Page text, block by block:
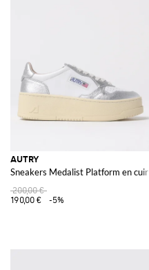
AUTRY
Sneakers Medalist Platform en cuir
200,00 €
190,00 €
-5%